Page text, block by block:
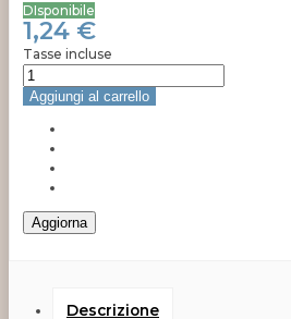
DIsponibile
1,24 €
Tasse incluse
Aggiungi al carrello
Descrizione